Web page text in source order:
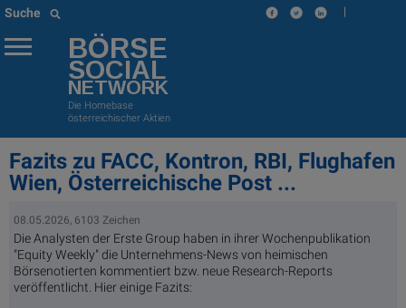
Suche |
BÖRSE
SOCIAL
NETWORK
Die Homebase
österreichischer Aktien
Fazits zu FACC, Kontron, RBI, Flughafen
Wien, Österreichische Post ...
08.05.2026, 6103 Zeichen
Die Analysten der Erste Group haben in ihrer Wochenpublikation
"Equity Weekly" die Unternehmens-News von heimischen
Börsenotierten kommentiert bzw. neue Research-Reports
veröffentlicht. Hier einige Fazits: